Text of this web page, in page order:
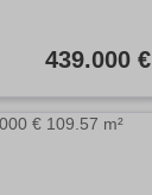
439.000 €